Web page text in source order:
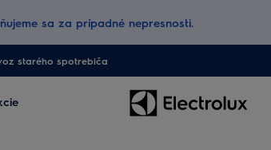
sa za prípadné nepresnosti.
starého spotrebiča